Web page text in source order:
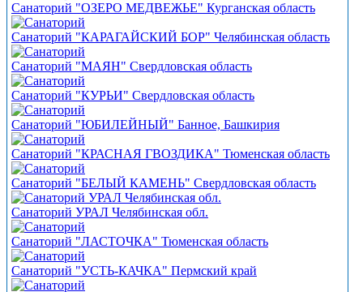
Санаторий "ОЗЕРО МЕДВЕЖЬЕ" Курганская область
Санаторий "КАРАГАЙСКИЙ БОР" Челябинская область
Санаторий "МАЯН" Свердловская область
Санаторий "КУРЬИ" Свердловская область
Санаторий "ЮБИЛЕЙНЫЙ" Банное, Башкирия
Санаторий "КРАСНАЯ ГВОЗДИКА" Тюменская область
Санаторий "БЕЛЫЙ КАМЕНЬ" Свердловская область
Санаторий УРАЛ Челябинская обл.
Санаторий "ЛАСТОЧКА" Тюменская область
Санаторий "УСТЬ-КАЧКА" Пермский край